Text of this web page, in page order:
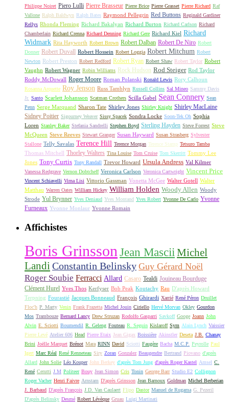
Philippe Noiret Piero Lulli Pierre Brasseur Pierre Brice Pierre Grasset Pierre Richard Raf
Vallone Ralph Baldwyn Ralph Bates Raymond Pellegrin Red Buttons Reginald Gardiner
Rellys Rhonda Fleming Richard Bakalyan Richard Burton Richard Carlson Richard
Chamberlain Richard Crenna Richard Denning Richard Gere Richard Kiel Richard
Widmark Rita Hayworth Robert Brown Robert Dalban Robert De Niro Robert
Donner Robert Duvall Robert Hossein Robert Loggia Robert Mitchum Robert
Newton Robert Preston Robert Redford Robert Ryan Robert Shaw Robert Taylor Robert
Vaughn Robert Wagner Robin Williams Rock Hudson Rod Steiger Rod Taylor
Roddy McDowall Roger Moore Roman Polanski Ronald Lewis Rory Calhoun
Rosanna Arquette Roy Jenson Russ Tamblyn Russell Collins Sal Mineo Sammy Davis
Jr. Santo Scarlett Johansson Scatman Crothers Scilla Gabel Sean Connery Sean
Penn Serge Marquand Sharon Tate Shirley Jones Shirley Knight Shirley MacLaine
Sidney Poitier Sigourney Weaver Sissy Spacek Sondra Locke Soon-Tek Oh Sophia
Loren Stanley Baker Stefania Sandrelli Stephen Boyd Sterling Hayden Steve Forrest Steve
McQueen Steve Reeves Stewart Granger Susan Hayward Susan Strasberg Sylvester
Stallone Telly Savalas Terence Hill Terence Morgan Terence Stamp Tetsuro Tamba
Thomas Mitchell Thorley Walters Tina Louise Tom Cruise Tom Skerritt Tommy Lee
Jones Tony Curtis Tony Randall Trevor Howard Ursula Andress Val Kilmer
Vanessa Redgrave Vernon Dobtcheff Veronica Carlson Veronica Cartwright Vincent Price
Vincent Schiavelli Virna Lisi Vittorio Gassman Vonetta McGee Walter Gotell Walter
Matthau Warren Oates William Hickey William Holden Woody Allen Woody
Strode Yul Brynner Yves Deniaud Yves Montand Yves Robert Yvonne De Carlo Yvonne
Furneaux Yvonne Monlaur Yvonne Romain
Affichistes
Boris Grinsson Jean MasciiMichel
LandiConstantin Belinsky Guy Gérard Noël
Roger Soubie Ferracci Allard Casaro Tealdi Jouineau Bourduge
Clément Hurel Yves Thos Kerfyser Bob Peak Koutachy Rau D'après Howard
Terpning Fourastié Jacques Bonneaud François Ghirardi Xarrié René Péron Druillet
Floc'h P. Marty Venin Frank Frazetta Michel Jouin Ciriello Hervé Morvan Okley Gourdon
Mos Trambouze Bernard Lancy Drew Struzan Rodolfo Gasparri Savkoff Googe Joann John
Alvin E. Sciotti Boumendil R. Geleng Fouteau R. Seguin Kislaroff Sym Alain Lynch Vaissier
Pierre Levé Atelier 606 Head Pierre Etaix Jean Gigax Boissière Akinstler Deseta J.B. Chanay
Brini Joëlle Marquet Brénot Mara RINN David Sciotti Faugère Bacha M.C.P. Peyrolle Paul
Igert Marc Réal René Renneteau Siry Zoran Gonzalez Beaugendre Bertrand Piovano d'après
Allard John Solie Léo Kouper John Berkey d'après Tom Jung d'après Roger Kastel Amsel C.
René Cerutti J.M Politeer Bouy Jean Simon Cris Tonin George Barr Studio E2 Collignon
Roger Vacher Henri Faivre Arnstam D'après Grinsson Jean Barnoux Goldman Michel Berberian
J. Barbaud D'après François J.D. Van Caulaert Flipo Dastor Manuel de Rugama G. Pezeril
D'après Belinsky Desmé Robert Lévèque Gruau Luigi Martinati